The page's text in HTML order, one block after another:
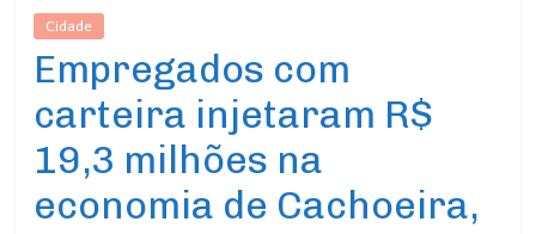
Cidade
Empregados com
carteira injetaram R$
19,3 milhões na
economia de Cachoeira,